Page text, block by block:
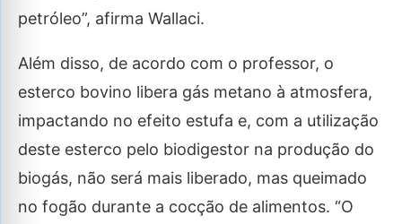
petróleo”, afirma Wallaci.
Além disso, de acordo com o professor, o
esterco bovino libera gás metano à atmosfera,
impactando no efeito estufa e, com a utilização
deste esterco pelo biodigestor na produção do
biogás, não será mais liberado, mas queimado
no fogão durante a cocção de alimentos. “O